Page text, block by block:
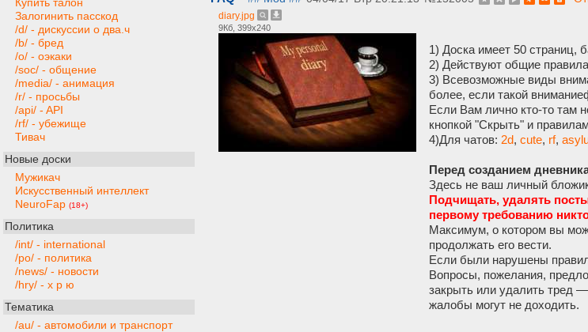
Купить талон
Залогинить пасскод
/d/ - дискуссии о два.ч
/b/ - бред
/o/ - оэкаки
/soc/ - общение
/media/ - анимация
/r/ - просьбы
/api/ - API
/rf/ - убежище
Тивач
Новые доски
Мужикач
Искусственный интеллект
NeuroFap (18+)
Политика
/int/ - international
/po/ - политика
/news/ - новости
/hry/ - х р ю
Тематика
/au/ - автомобили и транспорт
diary.jpg
9Кб, 399x240
1) Доска имеет 50 страниц,
2) Действуют общие
3) Всевозможные виды
более, если такой
Если Вам лично кто-то там
кнопкой "Скрыть" и
4)Для чатов: 2d, cute, rf,
Перед созданием
Здесь не ваш личный
Подчищать, удалять
первому требованию
Максимум, о котором вы
продолжать его вести.
Если были нарушены
Вопросы, пожелания,
закрыть или удалить тред
жалобы могут не доходить.